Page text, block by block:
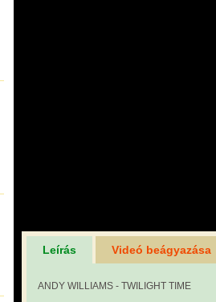
Leírás Videó beágyazása
ANDY WILLIAMS - TWILIGHT TIME